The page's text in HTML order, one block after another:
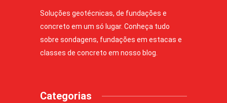
Soluções geotécnicas, de fundações e
concreto em um só lugar. Conheça tudo
sobre sondagens, fundações em estacas e
classes de concreto em nosso blog.
Categorias